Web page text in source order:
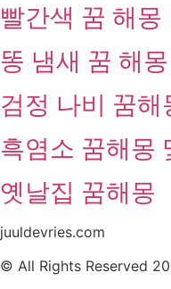
빨간색 꿈 해몽
똥 냄새 꿈 해
검정 나비 꿈해
흑염소 꿈해몽
옛날집 꿈해몽
juuldevries.com
© All Rights Reserved